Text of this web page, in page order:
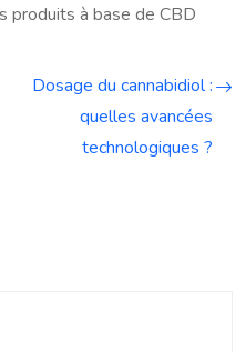
produits à base de CBD
Dosage du cannabidiol :
quelles avancées
technologiques ?